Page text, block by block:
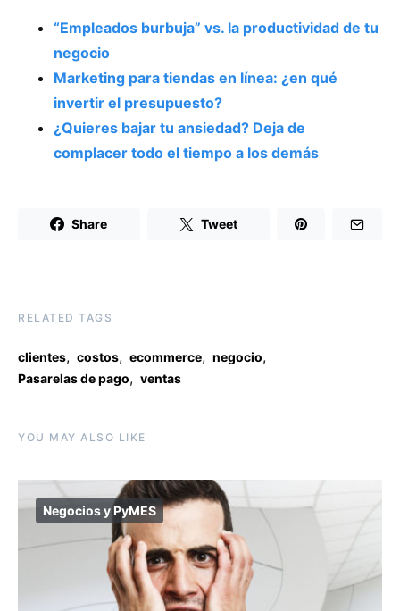
“Empleados burbuja” vs. la productividad de tu
negocio
Marketing para tiendas en línea: ¿en qué
invertir el presupuesto?
¿Quieres bajar tu ansiedad? Deja de
complacer todo el tiempo a los demás
Share Tweet
RELATED TAGS
clientes, costos, ecommerce, negocio,
Pasarelas de pago, ventas
YOU MAY ALSO LIKE
Negocios y PyMES